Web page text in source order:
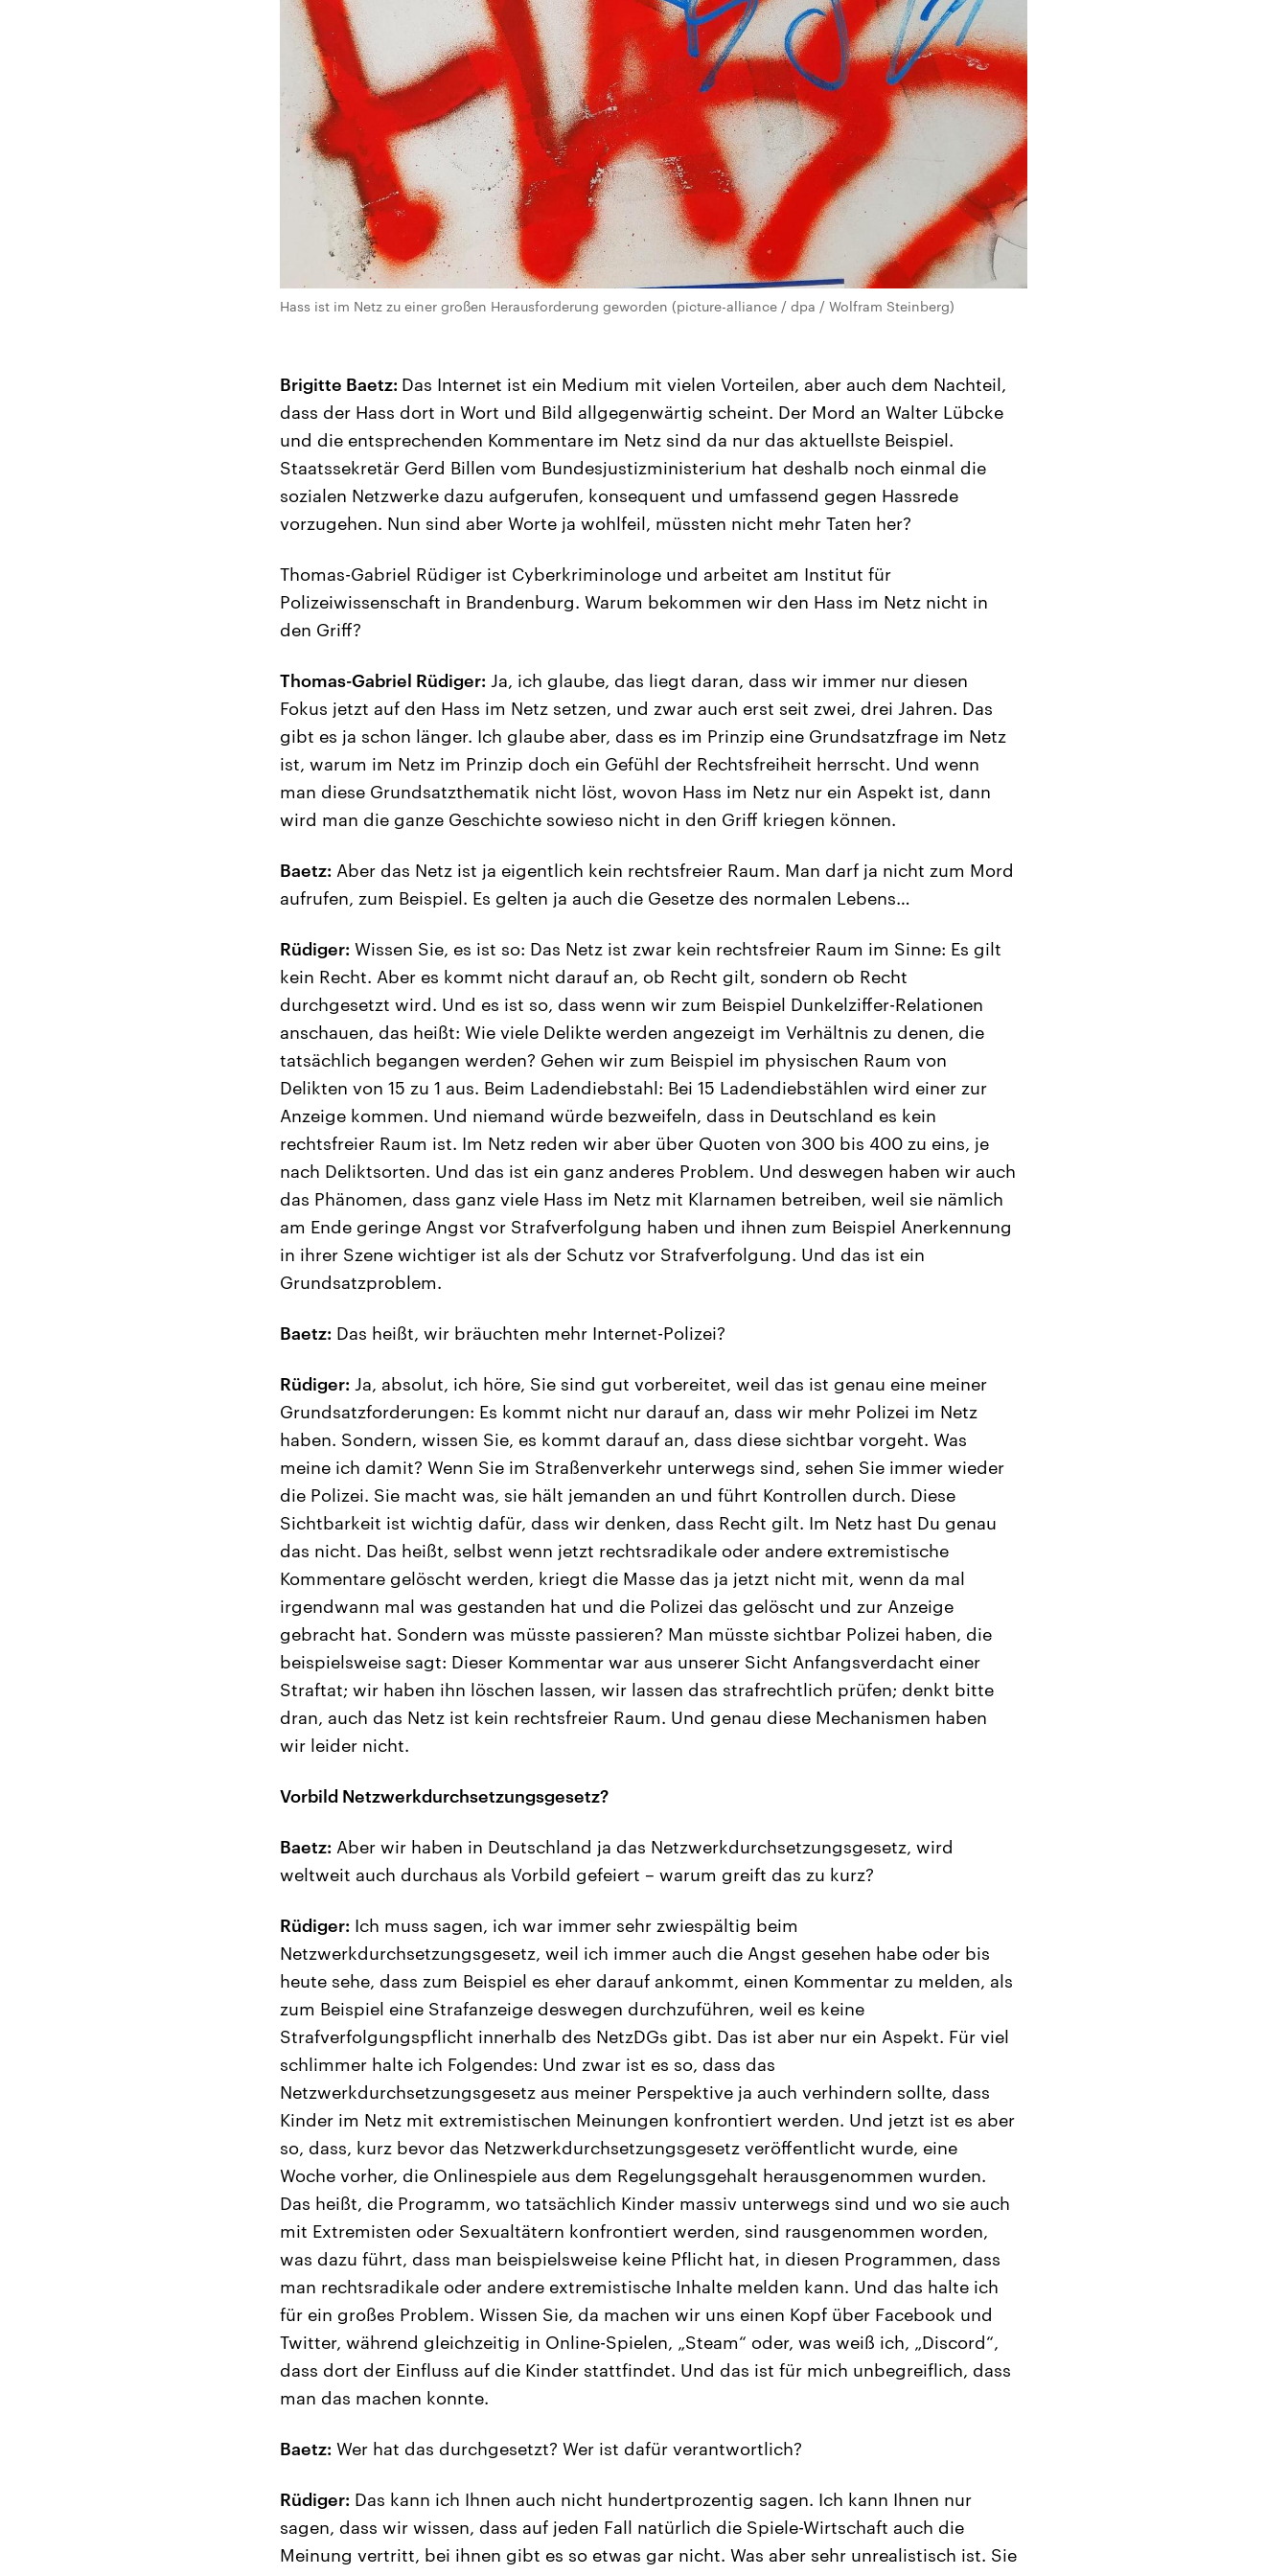
Hass ist im Netz zu einer großen Herausforderung geworden (picture-alliance / dpa / Wolfram Steinberg)
Brigitte Baetz: Das Internet ist ein Medium mit vielen Vorteilen, aber auch dem Nachteil,
dass der Hass dort in Wort und Bild allgegenwärtig scheint. Der Mord an Walter Lübcke
und die entsprechenden Kommentare im Netz sind da nur das aktuellste Beispiel.
Staatssekretär Gerd Billen vom Bundesjustizministerium hat deshalb noch einmal die
sozialen Netzwerke dazu aufgerufen, konsequent und umfassend gegen Hassrede
vorzugehen. Nun sind aber Worte ja wohlfeil, müssten nicht mehr Taten her?
Thomas-Gabriel Rüdiger ist Cyberkriminologe und arbeitet am Institut für
Polizeiwissenschaft in Brandenburg. Warum bekommen wir den Hass im Netz nicht in
den Griff?
Thomas-Gabriel Rüdiger: Ja, ich glaube, das liegt daran, dass wir immer nur diesen
Fokus jetzt auf den Hass im Netz setzen, und zwar auch erst seit zwei, drei Jahren. Das
gibt es ja schon länger. Ich glaube aber, dass es im Prinzip eine Grundsatzfrage im Netz
ist, warum im Netz im Prinzip doch ein Gefühl der Rechtsfreiheit herrscht. Und wenn
man diese Grundsatzthematik nicht löst, wovon Hass im Netz nur ein Aspekt ist, dann
wird man die ganze Geschichte sowieso nicht in den Griff kriegen können.
Baetz: Aber das Netz ist ja eigentlich kein rechtsfreier Raum. Man darf ja nicht zum Mord
aufrufen, zum Beispiel. Es gelten ja auch die Gesetze des normalen Lebens…
Rüdiger: Wissen Sie, es ist so: Das Netz ist zwar kein rechtsfreier Raum im Sinne: Es gilt
kein Recht. Aber es kommt nicht darauf an, ob Recht gilt, sondern ob Recht
durchgesetzt wird. Und es ist so, dass wenn wir zum Beispiel Dunkelziffer-Relationen
anschauen, das heißt: Wie viele Delikte werden angezeigt im Verhältnis zu denen, die
tatsächlich begangen werden? Gehen wir zum Beispiel im physischen Raum von
Delikten von 15 zu 1 aus. Beim Ladendiebstahl: Bei 15 Ladendiebstählen wird einer zur
Anzeige kommen. Und niemand würde bezweifeln, dass in Deutschland es kein
rechtsfreier Raum ist. Im Netz reden wir aber über Quoten von 300 bis 400 zu eins, je
nach Deliktsorten. Und das ist ein ganz anderes Problem. Und deswegen haben wir auch
das Phänomen, dass ganz viele Hass im Netz mit Klarnamen betreiben, weil sie nämlich
am Ende geringe Angst vor Strafverfolgung haben und ihnen zum Beispiel Anerkennung
in ihrer Szene wichtiger ist als der Schutz vor Strafverfolgung. Und das ist ein
Grundsatzproblem.
Baetz: Das heißt, wir bräuchten mehr Internet-Polizei?
Rüdiger: Ja, absolut, ich höre, Sie sind gut vorbereitet, weil das ist genau eine meiner
Grundsatzforderungen: Es kommt nicht nur darauf an, dass wir mehr Polizei im Netz
haben. Sondern, wissen Sie, es kommt darauf an, dass diese sichtbar vorgeht. Was
meine ich damit? Wenn Sie im Straßenverkehr unterwegs sind, sehen Sie immer wieder
die Polizei. Sie macht was, sie hält jemanden an und führt Kontrollen durch. Diese
Sichtbarkeit ist wichtig dafür, dass wir denken, dass Recht gilt. Im Netz hast Du genau
das nicht. Das heißt, selbst wenn jetzt rechtsradikale oder andere extremistische
Kommentare gelöscht werden, kriegt die Masse das ja jetzt nicht mit, wenn da mal
irgendwann mal was gestanden hat und die Polizei das gelöscht und zur Anzeige
gebracht hat. Sondern was müsste passieren? Man müsste sichtbar Polizei haben, die
beispielsweise sagt: Dieser Kommentar war aus unserer Sicht Anfangsverdacht einer
Straftat; wir haben ihn löschen lassen, wir lassen das strafrechtlich prüfen; denkt bitte
dran, auch das Netz ist kein rechtsfreier Raum. Und genau diese Mechanismen haben
wir leider nicht.
Vorbild Netzwerkdurchsetzungsgesetz?
Baetz: Aber wir haben in Deutschland ja das Netzwerkdurchsetzungsgesetz, wird
weltweit auch durchaus als Vorbild gefeiert – warum greift das zu kurz?
Rüdiger: Ich muss sagen, ich war immer sehr zwiespältig beim
Netzwerkdurchsetzungsgesetz, weil ich immer auch die Angst gesehen habe oder bis
heute sehe, dass zum Beispiel es eher darauf ankommt, einen Kommentar zu melden, als
zum Beispiel eine Strafanzeige deswegen durchzuführen, weil es keine
Strafverfolgungspflicht innerhalb des NetzDGs gibt. Das ist aber nur ein Aspekt. Für viel
schlimmer halte ich Folgendes: Und zwar ist es so, dass das
Netzwerkdurchsetzungsgesetz aus meiner Perspektive ja auch verhindern sollte, dass
Kinder im Netz mit extremistischen Meinungen konfrontiert werden. Und jetzt ist es aber
so, dass, kurz bevor das Netzwerkdurchsetzungsgesetz veröffentlicht wurde, eine
Woche vorher, die Onlinespiele aus dem Regelungsgehalt herausgenommen wurden.
Das heißt, die Programm, wo tatsächlich Kinder massiv unterwegs sind und wo sie auch
mit Extremisten oder Sexualtätern konfrontiert werden, sind rausgenommen worden,
was dazu führt, dass man beispielsweise keine Pflicht hat, in diesen Programmen, dass
man rechtsradikale oder andere extremistische Inhalte melden kann. Und das halte ich
für ein großes Problem. Wissen Sie, da machen wir uns einen Kopf über Facebook und
Twitter, während gleichzeitig in Online-Spielen, „Steam“ oder, was weiß ich, „Discord“,
dass dort der Einfluss auf die Kinder stattfindet. Und das ist für mich unbegreiflich, dass
man das machen konnte.
Baetz: Wer hat das durchgesetzt? Wer ist dafür verantwortlich?
Rüdiger: Das kann ich Ihnen auch nicht hundertprozentig sagen. Ich kann Ihnen nur
sagen, dass wir wissen, dass auf jeden Fall natürlich die Spiele-Wirtschaft auch die
Meinung vertritt, bei ihnen gibt es so etwas gar nicht. Was aber sehr unrealistisch ist. Sie